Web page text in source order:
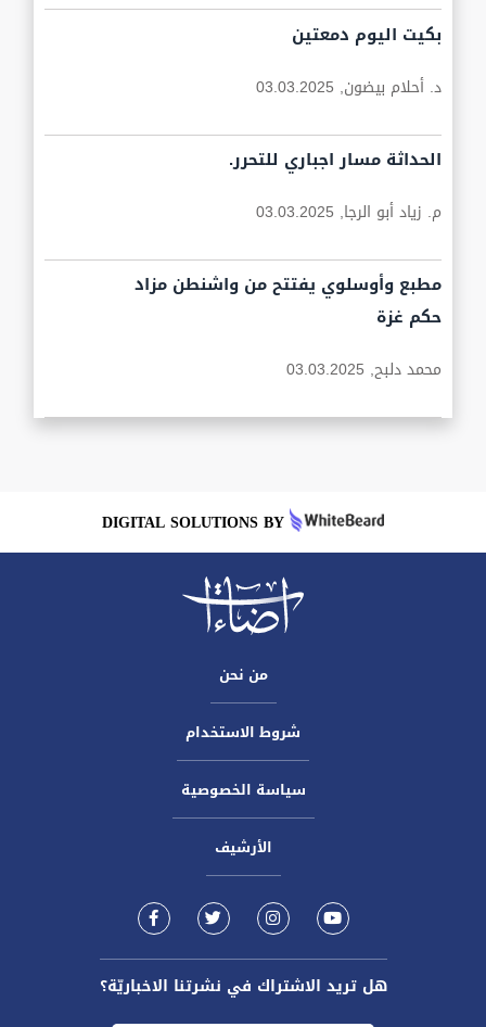
بكيت اليوم دمعتين
د. أحلام بيضون, 03.03.2025
الحداثة مسار اجباري للتحرر.
م. زياد أبو الرجا, 03.03.2025
مطبع وأوسلوي يفتتح من واشنطن مزاد
حكم غزة
محمد دلبح, 03.03.2025
DIGITAL SOLUTIONS BY
من نحن
شروط الاستخدام
سياسة الخصوصية
الأرشيف
هل تريد الاشتراك في نشرتنا الاخباريّة؟